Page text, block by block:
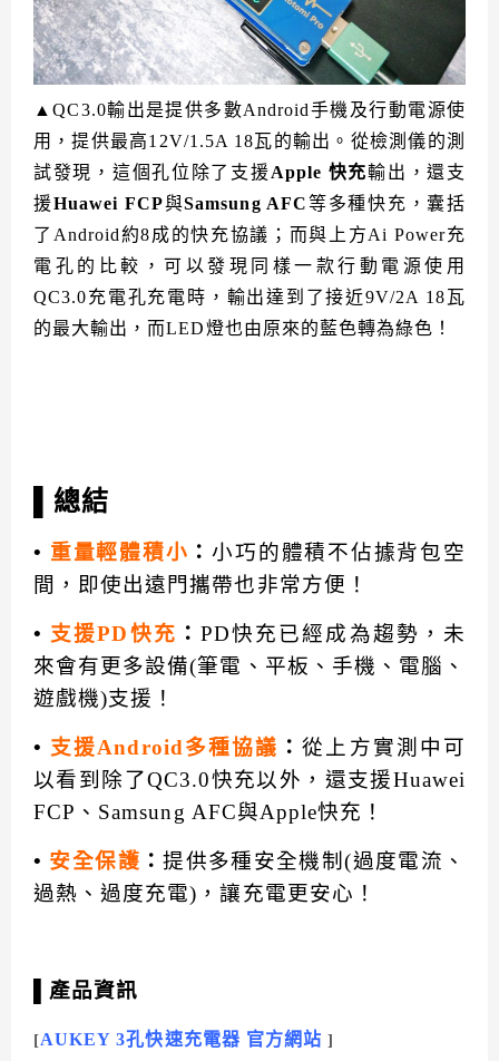
▲QC3.0輸出是提供多數Android手機及行動電源使
用，提供最高12V/1.5A 18瓦的輸出。從檢測儀的測
試發現，這個孔位除了支援Apple 快充輸出，還支
援Huawei FCP與Samsung AFC等多種快充，囊括
了Android約8成的快充協議；而與上方Ai Power充
電孔的比較，可以發現同樣一款行動電源使用
QC3.0充電孔充電時，輸出達到了接近9V/2A 18瓦
的最大輸出，而LED燈也由原來的藍色轉為綠色！
▌總結
• 重量輕體積小 ：小巧的體積不佔據背包空
間，即使出遠門攜帶也非常方便！
•支援PD快充 ： PD快充已經成為趨勢，未
來會有更多設備(筆電、平板、手機、電腦、
遊戲機)支援！
•支援Android多種協議 ：從上方實測中可
以看到除了QC3.0快充以外，還支援Huawei
FCP、Samsung AFC與Apple快充！
• 安全保護 ：提供多種安全機制(過度電流、
過熱、過度充電)，讓充電更安心！
▌產品資訊
[AUKEY 3孔快速充電器 官方網站]